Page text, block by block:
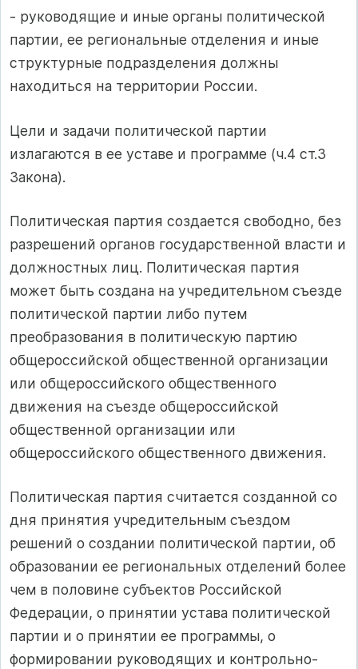
- руководящие и иные органы политической
партии, ее региональные отделения и иные
структурные подразделения должны
находиться на территории России.
Цели и задачи политической партии
излагаются в ее уставе и программе (ч.4 ст.3
Закона).
Политическая партия создается свободно, без
разрешений органов государственной власти и
должностных лиц. Политическая партия
может быть создана на учредительном съезде
политической партии либо путем
преобразования в политическую партию
общероссийской общественной организации
или общероссийского общественного
движения на съезде общероссийской
общественной организации или
общероссийского общественного движения.
Политическая партия считается созданной со
дня принятия учредительным съездом
решений о создании политической партии, об
образовании ее региональных отделений более
чем в половине субъектов Российской
Федерации, о принятии устава политической
партии и о принятии ее программы, о
формировании руководящих и контрольно-